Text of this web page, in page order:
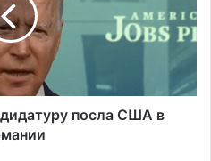
посла США в